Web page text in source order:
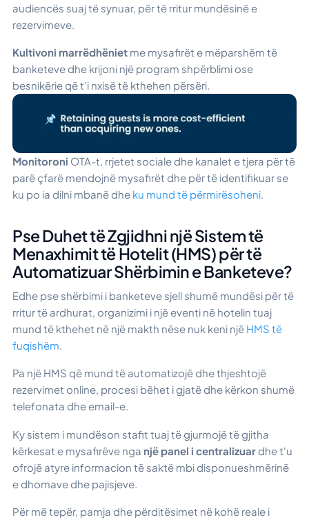
audiencës suaj të synuar, për të rritur mundësinë e
rezervimeve.
Kultivoni marrëdhëniet me mysafirët e mëparshëm të
banketeve dhe krijoni një program shpërblimi ose
besnikërie që t'i nxisë të kthehen përsëri.
Monitoroni OTA-t, rrjetet sociale dhe kanalet e tjera për të
parë çfarë mendojnë mysafirët dhe për të identifikuar se
ku po ia dilni mbanë dhe ku mund të përmirësoheni.
Pse Duhet të Zgjidhni një Sistem të
Menaxhimit të Hotelit (HMS) për të
Automatizuar Shërbimin e Banketeve?
Edhe pse shërbimi i banketeve sjell shumë mundësi për të
rritur të ardhurat, organizimi i një eventi në hotelin tuaj
mund të kthehet në një makth nëse nuk keni një HMS të
fuqishëm
Pa një HMS që mund të automatizojë dhe thjeshtojë
rezervimet online, procesi bëhet i gjatë dhe kërkon shumë
telefonata dhe email-e.
Ky sistem i mundëson stafit tuaj të gjurmojë të gjitha
kërkesat e mysafirëve nga një panel i centralizuar dhe t'u
ofrojë atyre informacion të saktë mbi disponueshmërinë
e dhomave dhe pajisjeve.
Për më tepër, pamja dhe përditësimet në kohë reale i